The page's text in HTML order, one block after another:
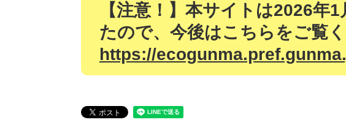
【注意！】本サイトは2026
たので、今後はこちらをご覧く
https://